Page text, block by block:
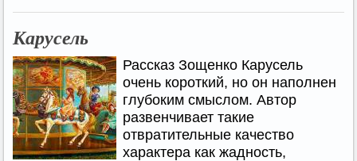
Карусель
Рассказ Зощенко Карусель
очень короткий, но он наполнен
глубоким смыслом. Автор
развенчивает такие
отвратительные качество
характера как жадность,